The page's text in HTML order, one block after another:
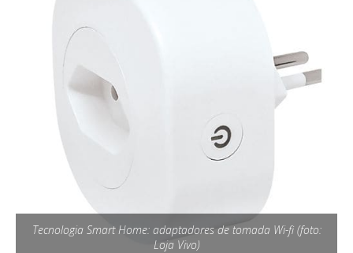
Tecnologia Smart Home: adaptadores de tomada Wi-fi (foto:
Loja Vivo)